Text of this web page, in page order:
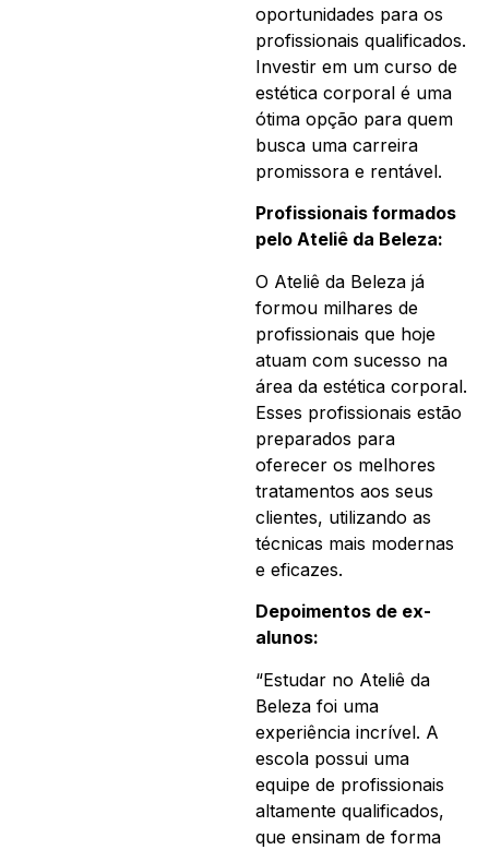
oportunidades para os
profissionais qualificados.
Investir em um curso de
estética corporal é uma
ótima opção para quem
busca uma carreira
promissora e rentável.
Profissionais formados
pelo Ateliê da Beleza:
O Ateliê da Beleza já
formou milhares de
profissionais que hoje
atuam com sucesso na
área da estética corporal.
Esses profissionais estão
preparados para
oferecer os melhores
tratamentos aos seus
clientes, utilizando as
técnicas mais modernas
e eficazes.
Depoimentos de ex-
alunos:
“Estudar no Ateliê da
Beleza foi uma
experiência incrível. A
escola possui uma
equipe de profissionais
altamente qualificados,
que ensinam de forma